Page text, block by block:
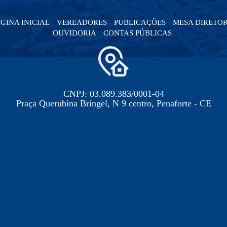
INICIAL VEREADORES PUBLICAÇÕES
MESA
OUVIDORIA
CONTAS PÚBLICAS
CNPJ: 03.089.383/0001-04
Praça Querubina Bringel, N 9 centro, Penaforte - CE